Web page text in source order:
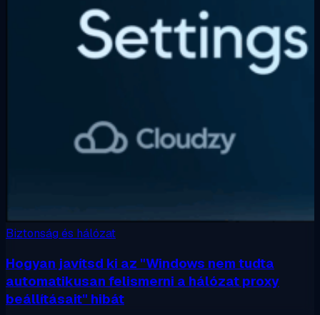
Biztonság és hálózat
Hogyan javítsd ki az "Windows nem tudta
automatikusan felismerni a hálózat proxy
beállításait" hibát